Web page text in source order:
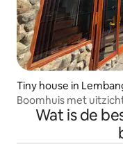
Tiny house in
Boomhuis met
Wat is de